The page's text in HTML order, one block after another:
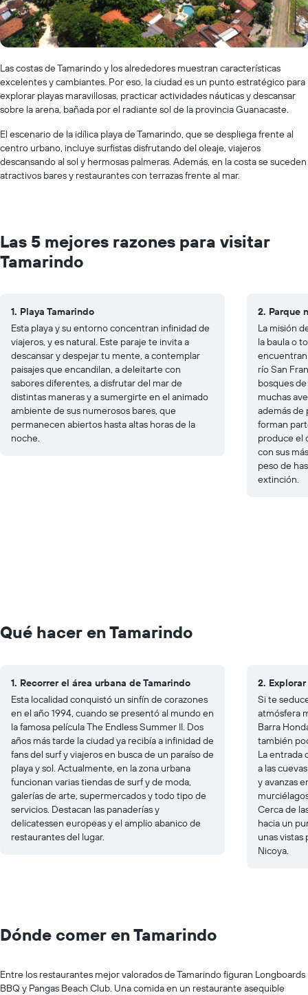
Las costas de Tamarindo y los alrededores muestran características
excelentes y cambiantes. Por eso, la ciudad es un punto estratégico para
explorar playas maravillosas, practicar actividades náuticas y descansar
sobre la arena, bañada por el radiante sol de la provincia Guanacaste.
El escenario de la idílica playa de Tamarindo, que se despliega frente al
centro urbano, incluye surfistas disfrutando del oleaje, viajeros
descansando al sol y hermosas palmeras. Además, en la costa se suceden
atractivos bares y restaurantes con terrazas frente al mar.
Las 5 mejores razones para visitar
Tamarindo
1. Playa Tamarindo
Esta playa y su entorno concentran infinidad de
viajeros, y es natural. Este paraje te invita a
descansar y despejar tu mente, a contemplar
paisajes que encandilan, a deleitarte con
sabores diferentes, a disfrutar del mar de
distintas maneras y a sumergirte en el animado
ambiente de sus numerosos bares, que
permanecen abiertos hasta altas horas de la
noche.
2. Parque
La misión
la baula o
río San
bosques
muchas
además de
forman
produce el
con sus
peso de
extinción.
Qué hacer en Tamarindo
1. Recorrer el área urbana de Tamarindo
Esta localidad conquistó un sinfín de corazones
en el año 1994, cuando se presentó al mundo en
la famosa películaThe Endless Summer II. Dos
años más tarde la ciudad ya recibía a infinidad de
fans del surf y viajeros en busca de un paraíso de
playa y sol. Actualmente, en la zona urbana
funcionan varias tiendas de surf y de moda,
galerías de arte, supermercados y todo tipo de
servicios. Destacan las panaderías y
delicatessen europeas y el amplio abanico de
restaurantes del lugar.
2.
Si te
atmósfera
Barra
también
La entrada
a las
y avanzas
Cerca de
hacia un
unas vistas
Nicoya.
Dónde comer en Tamarindo
Entre los restaurantes mejor valorados de Tamarindo figuran Longboards
BBQ y Pangas Beach Club. Una comida en un restaurante asequible